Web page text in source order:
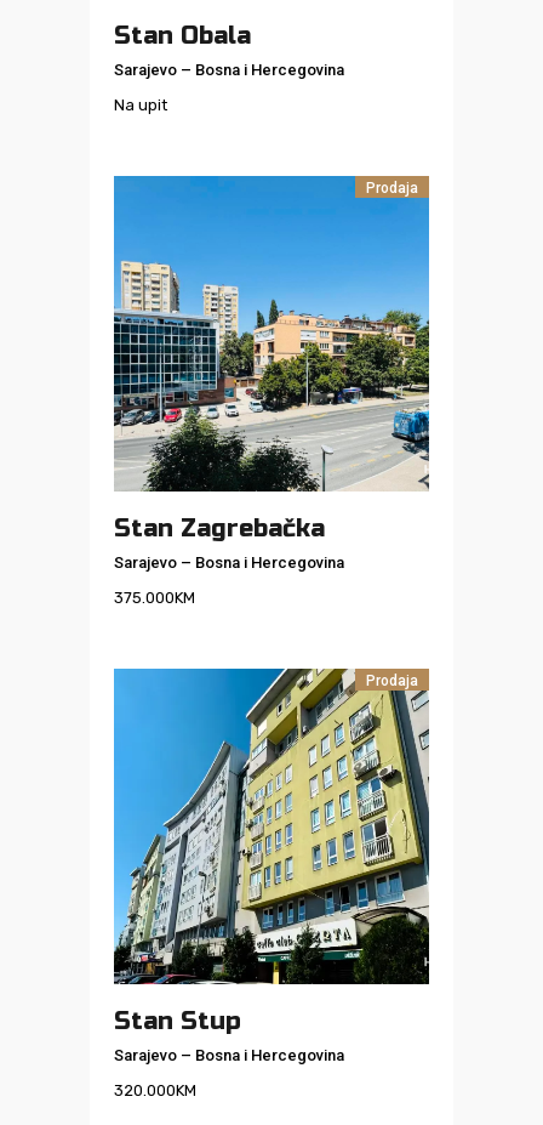
Stan Obala
Sarajevo – Bosna i Hercegovina
Na upit
Prodaja
Stan Zagrebačka
Sarajevo – Bosna i Hercegovina
375.000KM
Prodaja
Stan Stup
Sarajevo – Bosna i Hercegovina
320.000KM